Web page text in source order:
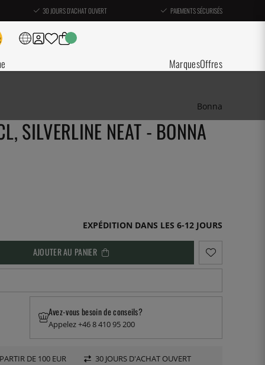
30 JOURS D'ACHAT OUVERT PAIEMENTS SÉCURISÉS
MarquesOffres
Bonna
SILVERLINE NEAT - BONNA
EXPÉDITION DANS LES 6-12 JOURS
AJOUTER AU PANIER
Avez-vous besoin de conseils?
Appelez +46 8 410 95 200
DE 100 EUR 30 JOURS D'ACHAT OUVERT